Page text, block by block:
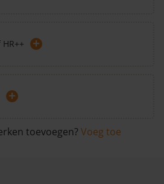
+
+
toevoegen? Voeg toe